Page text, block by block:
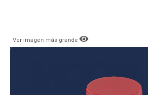
Ver imagen más grande